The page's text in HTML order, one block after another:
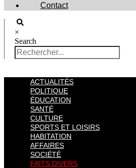
Contact
×
Search
ACTUALITÉS
POLITIQUE
ÉDUCATION
SANTÉ
CULTURE
SPORTS ET LOISIRS
HABITATION
AFFAIRES
SOCIÉTÉ
FAITS DIVERS